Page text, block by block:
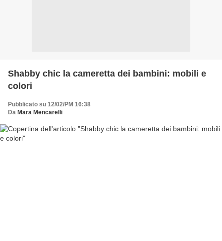
Shabby chic la cameretta dei bambini: mobili e
colori
Pubblicato su 12/02/PM 16:38
Da Mara Mencarelli